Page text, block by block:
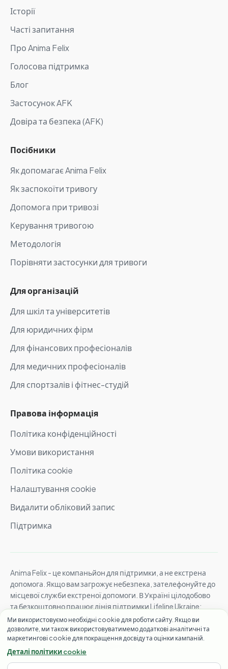
Історії
Часті запитання
Про Anima Felix
Голосова підтримка
Блог
Застосунок AFK
Довіра та безпека (AFK)
Посібники
Як допомагає Anima Felix
Як заспокоїти тривогу
Допомога при тривозі
Керування тривогою
Методологія
Порівняти застосунки для тривоги
Для організацій
Для шкіл та університетів
Для юридичних фірм
Для фінансових професіоналів
Для медичних професіоналів
Для спортзалів і фітнес-студій
Правова інформація
Політика конфіденційності
Умови використання
Політика cookie
Налаштування cookie
Видалити обліковий запис
Підтримка
Anima Felix - це компаньйон для підтримки, а не екстрена
допомога. Якщо вам загрожує небезпека, зателефонуйте до
місцевої служби екстреної допомоги. В Україні цілодобово
та безкоштовно працює лінія підтримки Lifeline Ukraine:
зателефонуйте на 7333. Міжнародна допомога:знайти
місцеві гарячі лінії.
© 2026 Anima Felix. Усі права захищено.
Створено для тих, хто перебирає думки знову і знову.
Ми використовуємо необхідні cookie для роботи сайту. Якщо ви
дозволите, ми також використовуватимемо додаткові аналітичні та
маркетингові cookie для покращення досвіду та оцінки кампаній.
Деталі політики cookie